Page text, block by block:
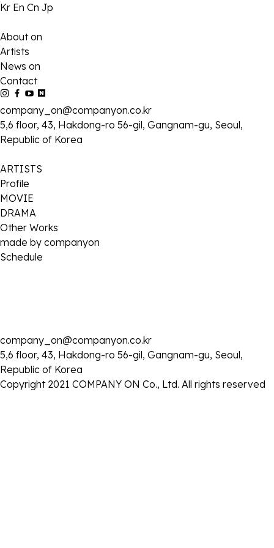
Kr En Cn Jp
About on
Artists
News on
Contact
company_on@companyon.co.kr
5,6 floor, 43, Hakdong-ro 56-gil, Gangnam-gu, Seoul,
Republic of Korea
ARTISTS
Profile
MOVIE
DRAMA
Other Works
made by companyon
Schedule
2025 서울국제초단편영화제 <나는, 내가, 너를> GV 참석
- 일시: 2025년 10월 25일 (토) 오후 4시 30분 영화 상영 후
- 장소: CGV 용산아이파크몰
목록으로
company_on@companyon.co.kr
5,6 floor, 43, Hakdong-ro 56-gil, Gangnam-gu, Seoul,
Republic of Korea
Copyright 2021 COMPANY ON Co., Ltd. All rights reserved